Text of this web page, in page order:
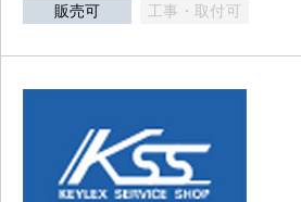
販売可 工事・取付可